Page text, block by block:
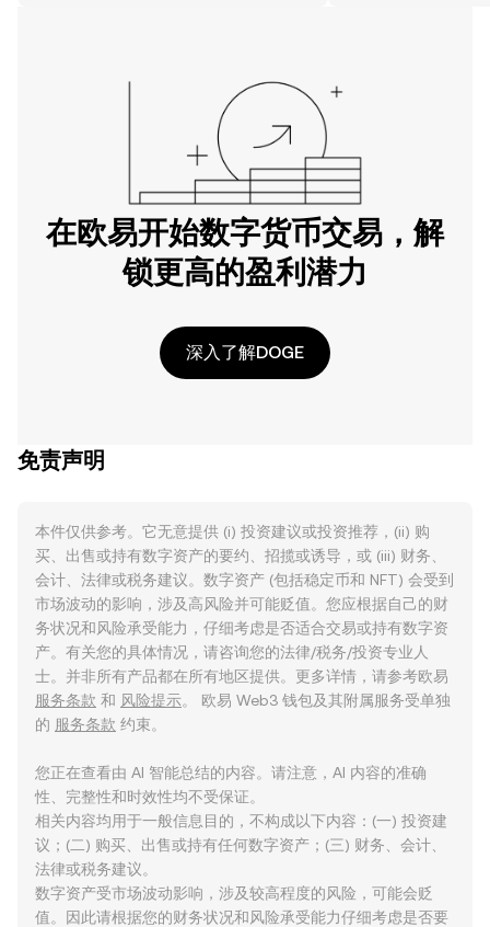
在欧易开始数字货币交易，解
锁更高的盈利潜力
深入了解DOGE
免责声明
本件仅供参考。它无意提供 (i) 投资建议或投资推荐，(ii) 购
买、出售或持有数字资产的要约、招揽或诱导，或 (iii) 财务、
会计、法律或税务建议。数字资产 (包括稳定币和 NFT) 会受到
市场波动的影响，涉及高风险并可能贬值。您应根据自己的财
务状况和风险承受能力，仔细考虑是否适合交易或持有数字资
产。有关您的具体情况，请咨询您的法律/税务/投资专业人
士。并非所有产品都在所有地区提供。更多详情，请参考欧易
服务条款 和 风险提示。 欧易 Web3 钱包及其附属服务受单独
的 服务条款 约束。
您正在查看由 AI 智能总结的内容。请注意，AI 内容的准确
性、完整性和时效性均不受保证。
相关内容均用于一般信息目的，不构成以下内容：(一) 投资建
议；(二) 购买、出售或持有任何数字资产；(三) 财务、会计、
法律或税务建议。
数字资产受市场波动影响，涉及较高程度的风险，可能会贬
值。因此请根据您的财务状况和风险承受能力仔细考虑是否要